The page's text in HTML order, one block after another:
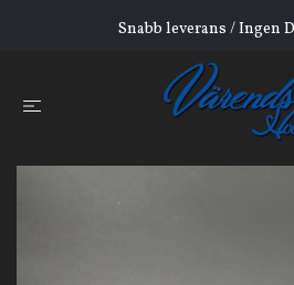
Snabb leverans / Ingen